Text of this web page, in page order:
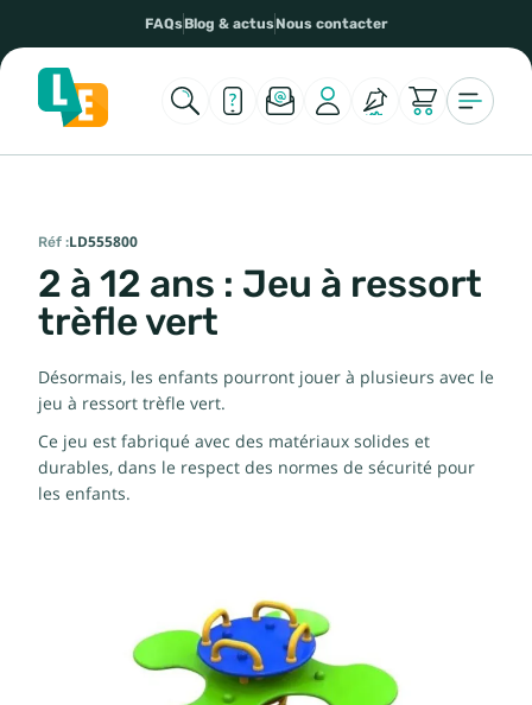
FAQsBlog & actusNous contacter
Réf :LD555800
2 à 12 ans : Jeu à ressort
trèfle vert
Désormais, les enfants pourront jouer à plusieurs avec le
jeu à ressort trèfle vert.
Ce jeu est fabriqué avec des matériaux solides et
durables, dans le respect des normes de sécurité pour
les enfants.